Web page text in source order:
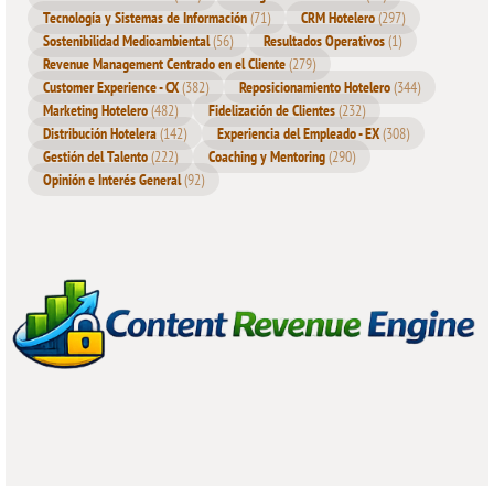
Sólo si sabemos gestionar el tiempo, tanto para el cliente
externo como para el interno, podremos desarrollar un proyecto
de éxito.
Tecnología y Sistemas de Información(71) CRM Hotelero(297)
Sostenibilidad Medioambiental(56) Resultados Operativos(1)
Revenue Management Centrado en el Cliente(279)
Customer Experience - CX(382) Reposicionamiento Hotelero(344)
Marketing Hotelero(482) Fidelización de Clientes(232)
Distribución Hotelera(142) Experiencia del Empleado - EX(308)
Gestión del Talento(222) Coaching y Mentoring(290)
Opinión e Interés General(92)